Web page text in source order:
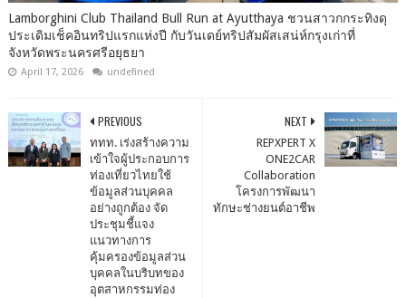
Lamborghini Club Thailand Bull Run at Ayutthaya ชวนสาวกกระทิงดุ
ประเดิมเช็คอินทริปแรกแห่งปี กับวันเดย์ทริปสัมผัสเสน่ห์กรุงเก่าที่
จังหวัดพระนครศรีอยุธยา
April 17, 2026 undefined
NEXT
REPXPERT X
ONE2CAR
Collaboration
โครงการพัฒนา
ทักษะช่างยนต์อาชีพ
PREVIOUS
ททท. เร่งสร้างความ
เข้าใจผู้ประกอบการ
ท่องเที่ยวไทยใช้
ข้อมูลส่วนบุคคล
อย่างถูกต้อง จัด
ประชุมชี้แจง
แนวทางการ
คุ้มครองข้อมูลส่วน
บุคคลในบริบทของ
อุตสาหกรรมท่อง